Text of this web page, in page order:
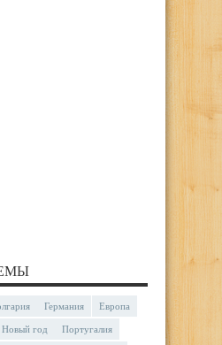
Германия Европа
Новый год Португалия